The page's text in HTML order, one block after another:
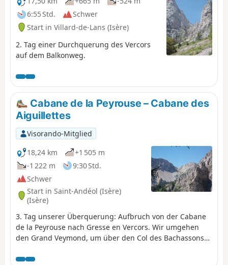
6:55 Std.
Schwer
Start in Villard-de-Lans (Isère)
2. Tag einer Durchquerung des Vercors
auf dem Balkonweg.
Cabane de la Peyrouse – Cabane des
Aiguillettes
Visorando-Mitglied
18,24 km
+1 505 m
-1 222 m
9:30 Std.
Schwer
Start in Saint-Andéol (Isère)
(Isère)
3. Tag unserer Überquerung: Aufbruch von der Cabane
de la Peyrouse nach Gresse en Vercors. Wir umgehen
den Grand Veymond, um über den Col des Bachassons
machen dann Halt an der Cabane de l'Aiguillette.